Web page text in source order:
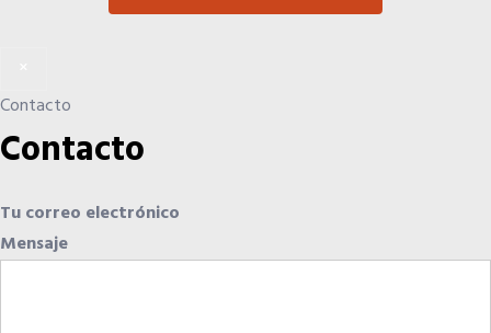
Contacto
Contacto
Tu correo electrónico
Mensaje